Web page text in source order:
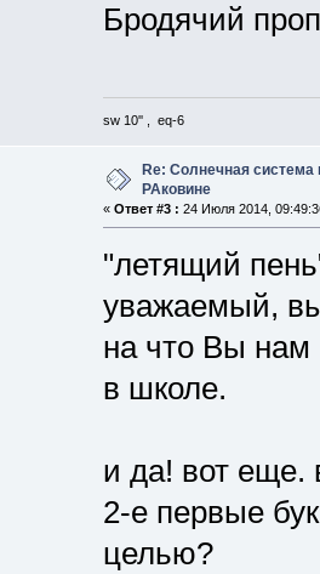
Бродячий
sw 10'' , eq-6
Re: Солнечная система
РАковине
« Ответ #3 : 24 Июля 2014,
"летящий
уважаемый,
на что Вы нам
в школе.
и да! вот еще.
2-е первые
целью?